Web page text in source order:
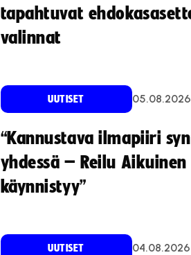
tapahtuvat
valinnat
UUTISET 05.08.2026
“Kannustava ilmapiiri
yhdessä – Reilu
käynnistyy”
UUTISET 04.08.2026